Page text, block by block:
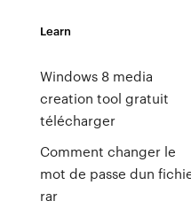
Learn
Windows 8 media
creation tool gratuit
télécharger
Comment changer le
mot de passe dun
rar